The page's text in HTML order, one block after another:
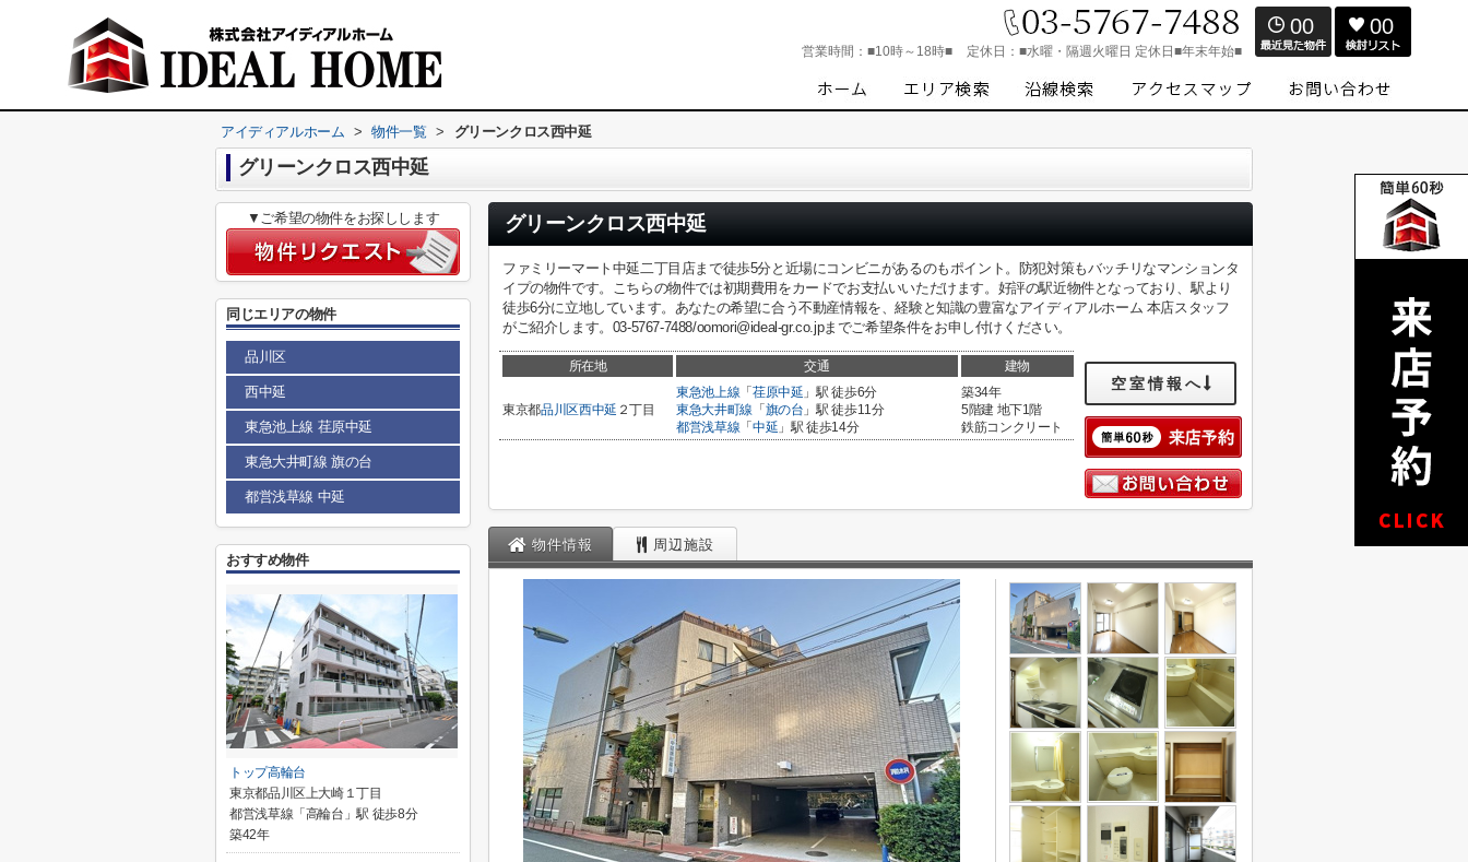
営業時間： ■10時～18時■ 定休日： ■水曜・隔週火曜日 定休日■年末年始■
00 00
アイディアルホーム > 物件一覧 > グリーンクロス西中延
グリーンクロス西中延
グリーンクロス西中延
ファミリーマート中延二丁目店まで徒歩5分と近場にコンビニがあるのもポイント。防犯対策もバッチリなマンションタ
イプの物件です。こちらの物件では初期費用をカードでお支払いいただけます。好評の駅近物件となっており、駅より
徒歩6分に立地しています。あなたの希望に合う不動産情報を、経験と知識の豊富なアイディアルホーム 本店スタッフ
がご紹介します。03-5767-7488/oomori@ideal-gr.co.jpまでご希望条件をお申し付けください。
所在地 交通 建物
東京都品川区西中延 ２丁目
東急池上線 「 荏原中延 」駅 徒歩6分
東急大井町線 「 旗の台 」駅 徒歩11分
都営浅草線 「 中延 」駅 徒歩14分
築34年
5階建 地下1階
鉄筋コンクリート
空室情報へ
物件情報 周辺施設
▼ご希望の物件をお探しします
同じエリアの物件
品川区
西中延
東急池上線 荏原中延
東急大井町線 旗の台
都営浅草線 中延
おすすめ物件
トップ高輪台
東京都品川区上大崎１丁目
都営浅草線「高輪台」駅 徒歩8分
築42年